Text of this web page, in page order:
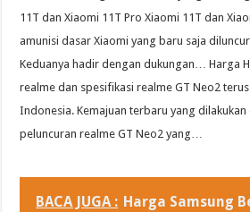
11T dan Xiaomi 11T Pro Xiaomi 11T dan
amunisi dasar Xiaomi yang baru saja
Keduanya hadir dengan dukungan… Harga
realme dan spesifikasi realme GT Neo2
Indonesia. Kemajuan terbaru yang
peluncuran realme GT Neo2 yang…
BACA JUGA : Harga Samsung